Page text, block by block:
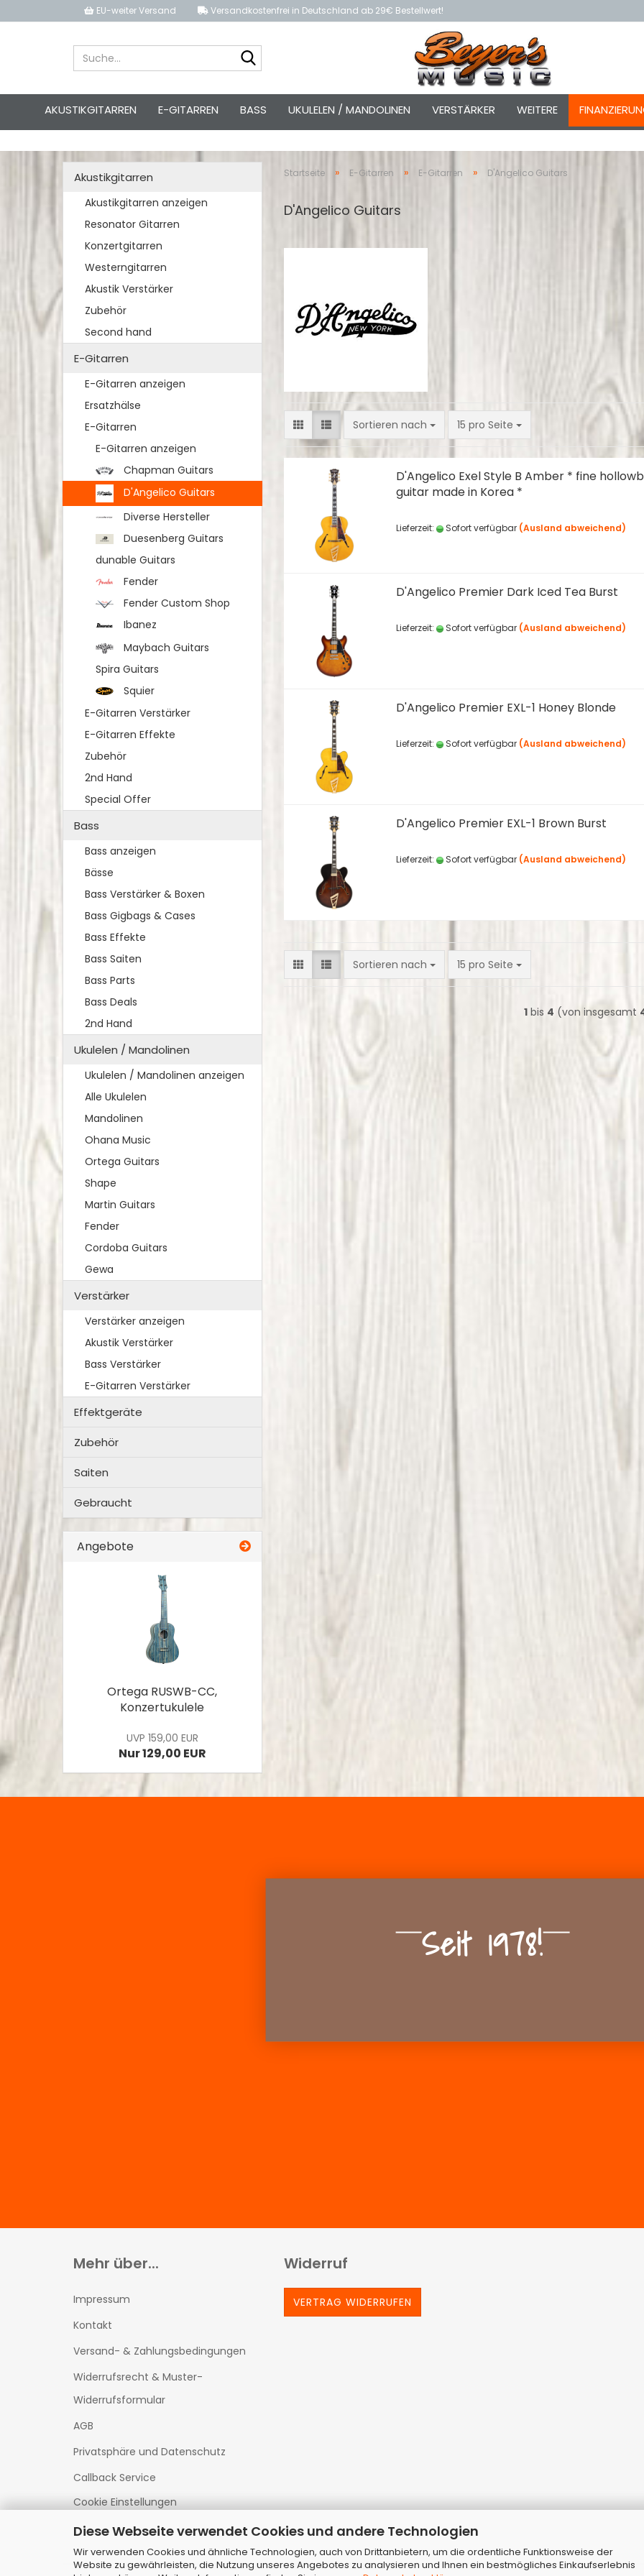
Diese Webseite verwendet Cookies und andere Technologien
Wir verwenden Cookies und ähnliche Technologien, auch von Drittanbietern, um die ordentliche Funktionsweise der
Website zu gewährleisten, die Nutzung unseres Angebotes zu analysieren und Ihnen ein bestmögliches Einkaufserlebnis
EU-weiter Versand Versandkostenfrei in Deutschland ab 29€ Bestellwert!
AKUSTIKGITARREN E-GITARREN BASS UKULELEN / MANDOLINEN VERSTÄRKER WEITERE
Startseite » E-Gitarren » E-Gitarren » D'Angelico Guitars
D'Angelico Guitars
Sortieren nach
Sortieren nach 15 pro Seite
pro Seite
D'Angelico Exel Style B Amber * fine
guitar made in Korea *
Lieferzeit: Sofort verfügbar (Ausland abweichend)
D'Angelico Premier Dark Iced Tea Burst
Lieferzeit: Sofort verfügbar (Ausland abweichend)
D'Angelico Premier EXL-1 Honey Blonde
Lieferzeit: Sofort verfügbar (Ausland abweichend)
D'Angelico Premier EXL-1 Brown Burst
Lieferzeit: Sofort verfügbar (Ausland abweichend)
Sortieren nach
Sortieren nach 15 pro Seite
pro Seite
1 bis 4 (von insgesamt
Akustikgitarren
Akustikgitarren anzeigen
Resonator Gitarren
Konzertgitarren
Westerngitarren
Akustik Verstärker
Zubehör
Second hand
E-Gitarren
E-Gitarren anzeigen
Ersatzhälse
E-Gitarren
E-Gitarren anzeigen
Chapman Guitars
D'Angelico Guitars
Diverse Hersteller
Duesenberg Guitars
dunable Guitars
Fender
Fender Custom Shop
Ibanez
Maybach Guitars
Spira Guitars
Squier
E-Gitarren Verstärker
E-Gitarren Effekte
Zubehör
2nd Hand
Special Offer
Bass
Bass anzeigen
Bässe
Bass Verstärker & Boxen
Bass Gigbags & Cases
Bass Effekte
Bass Saiten
Bass Parts
Bass Deals
2nd Hand
Ukulelen / Mandolinen
Ukulelen / Mandolinen anzeigen
Alle Ukulelen
Mandolinen
Ohana Music
Ortega Guitars
Shape
Martin Guitars
Fender
Cordoba Guitars
Gewa
Verstärker
Verstärker anzeigen
Akustik Verstärker
Bass Verstärker
E-Gitarren Verstärker
Effektgeräte
Zubehör
Saiten
Gebraucht
Angebote
Ortega RUSWB-CC,
Konzertukulele
UVP 159,00 EUR
Nur 129,00 EUR
Seit 1978!
Mehr über...
Impressum
Kontakt
Versand- & Zahlungsbedingungen
Widerrufsrecht & Muster-
Widerrufsformular
AGB
Privatsphäre und Datenschutz
Callback Service
Cookie Einstellungen
Widerruf
VERTRAG WIDERRUFEN